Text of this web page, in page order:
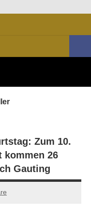
Zum 10.
kommen 26
Gauting